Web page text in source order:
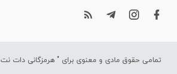
تمامی حقوق مادی و معنوی برای " هرمزگانی دات نت